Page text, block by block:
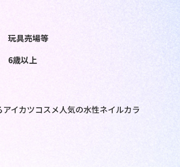
玩具売場等
6歳以上
イカツコスメ人気の水性ネイルカラ